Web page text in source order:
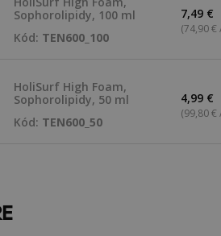
Sophorolipidy, 100 ml
Kód: TEN600_100
7,49 €
(74,90 €
HoliSurf High Foam,
Sophorolipidy, 50 ml
Kód: TEN600_50
4,99 €
(99,80 €